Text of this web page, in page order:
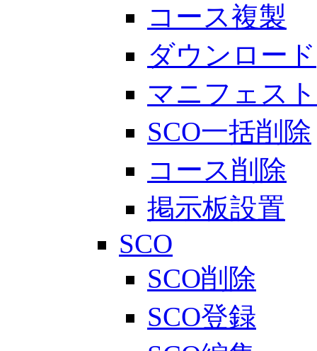
コース複製
ダウンロード
マニフェス
SCO一括削除
コース削除
掲示板設置
SCO
SCO削除
SCO登録